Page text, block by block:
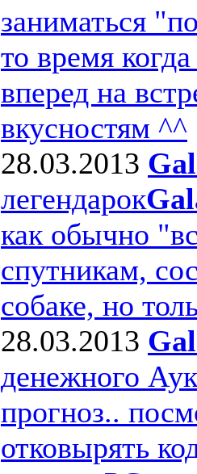
заниматься
то время
вперед на
вкусностям ^^
28.03.2013
легендарок
как обычно
спутникам,
собаке, но
28.03.2013
денежного
прогноз..
отковырять